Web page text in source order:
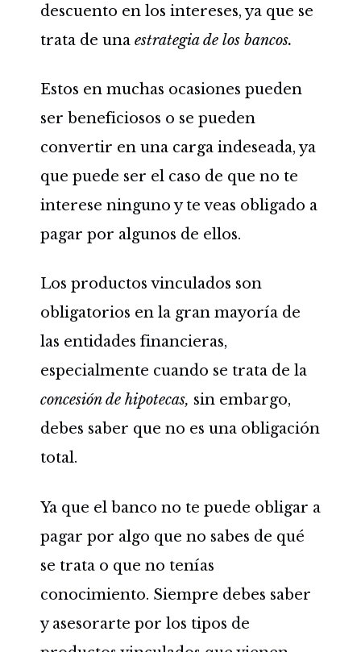
descuento en los intereses, ya que se
trata de una estrategia de los bancos.
Estos en muchas ocasiones pueden
ser beneficiosos o se pueden
convertir en una carga indeseada, ya
que puede ser el caso de que no te
interese ninguno y te veas obligado a
pagar por algunos de ellos.
Los productos vinculados son
obligatorios en la gran mayoría de
las entidades financieras,
especialmente cuando se trata de la
concesión de hipotecas, sin embargo,
debes saber que no es una obligación
total.
Ya que el banco no te puede obligar a
pagar por algo que no sabes de qué
se trata o que no tenías
conocimiento. Siempre debes saber
y asesorarte por los tipos de